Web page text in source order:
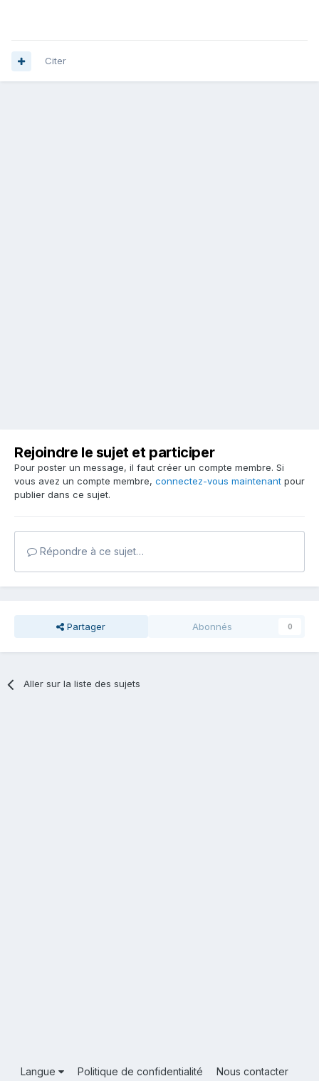
Citer
Rejoindre le sujet et participer
Pour poster un message, il faut créer un compte membre. Si
vous avez un compte membre, connectez-vous maintenant pour
publier dans ce sujet.
Répondre à ce sujet…
Partager Abonnés 0
Aller sur la liste des sujets
Langue Politique de confidentialité
Nous contacter